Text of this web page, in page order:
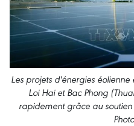
Les projets d'énergies
Loi Hai et Bac Phong
rapidement grâce au